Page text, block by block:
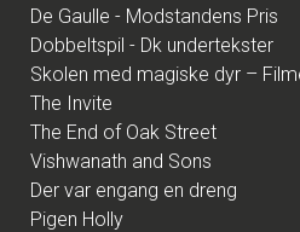
De Gaulle - Modstandens Pris
Dobbeltspil - Dk undertekster
Skolen med magiske dyr –
The Invite
The End of Oak Street
Vishwanath and Sons
Der var engang en dreng
Pigen Holly